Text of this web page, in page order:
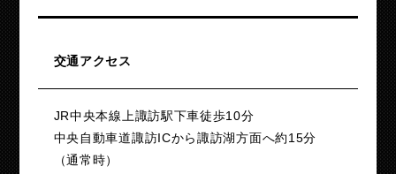
交通アクセス
JR中央本線上諏訪駅下車徒歩10分
中央自動車道諏訪ICから諏訪湖方面へ約15分
（通常時）